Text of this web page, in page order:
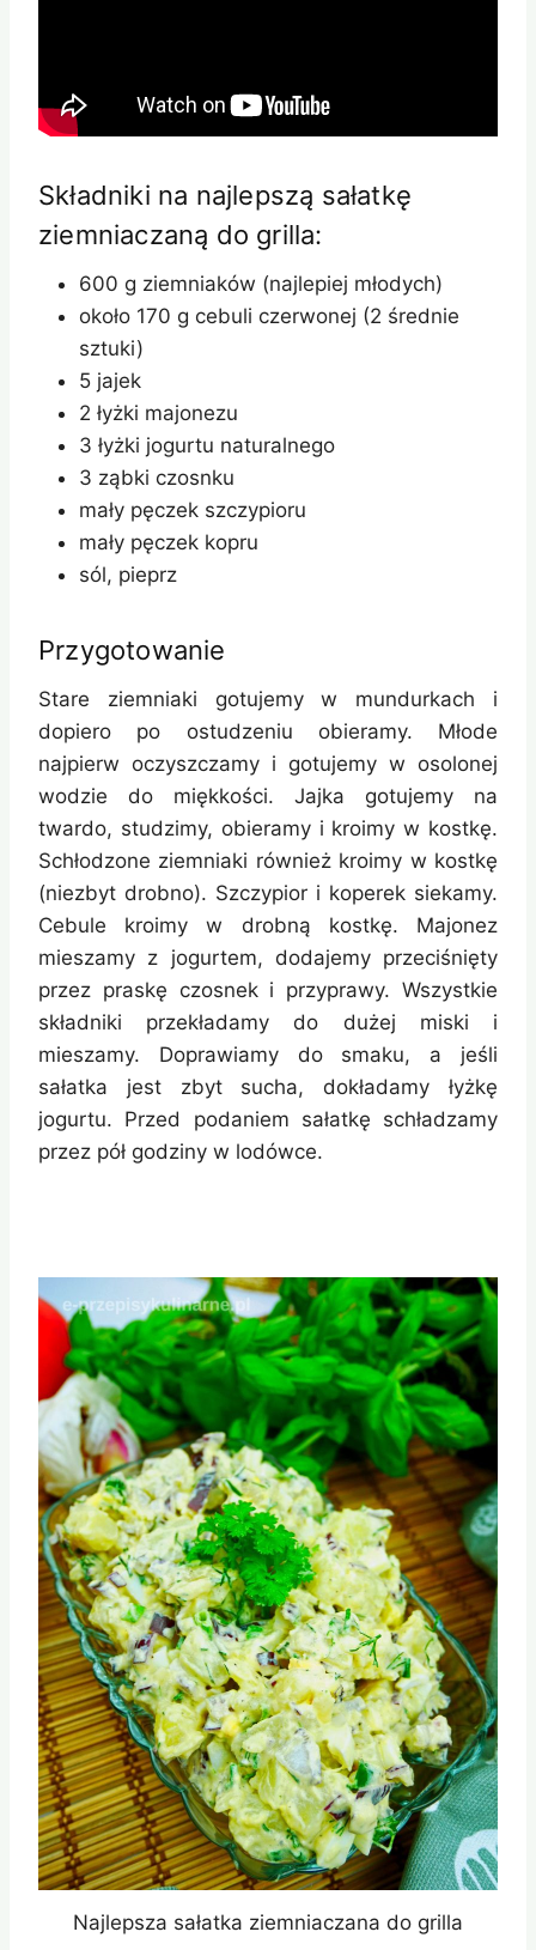
Składniki na najlepszą sałatkę
ziemniaczaną do grilla:
600 g ziemniaków (najlepiej młodych)
około 170 g cebuli czerwonej (2 średnie
sztuki)
5 jajek
2 łyżki majonezu
3 łyżki jogurtu naturalnego
3 ząbki czosnku
mały pęczek szczypioru
mały pęczek kopru
sól, pieprz
Przygotowanie
Stare ziemniaki gotujemy w mundurkach i
dopiero po ostudzeniu obieramy. Młode
najpierw oczyszczamy i gotujemy w osolonej
wodzie do miękkości. Jajka gotujemy na
twardo, studzimy, obieramy i kroimy w kostkę.
Schłodzone ziemniaki również kroimy w kostkę
(niezbyt drobno). Szczypior i koperek siekamy.
Cebule kroimy w drobną kostkę. Majonez
mieszamy z jogurtem, dodajemy przeciśnięty
przez praskę czosnek i przyprawy. Wszystkie
składniki przekładamy do dużej miski i
mieszamy. Doprawiamy do smaku, a jeśli
sałatka jest zbyt sucha, dokładamy łyżkę
jogurtu. Przed podaniem sałatkę schładzamy
przez pół godziny w lodówce.
Najlepsza sałatka ziemniaczana do grilla